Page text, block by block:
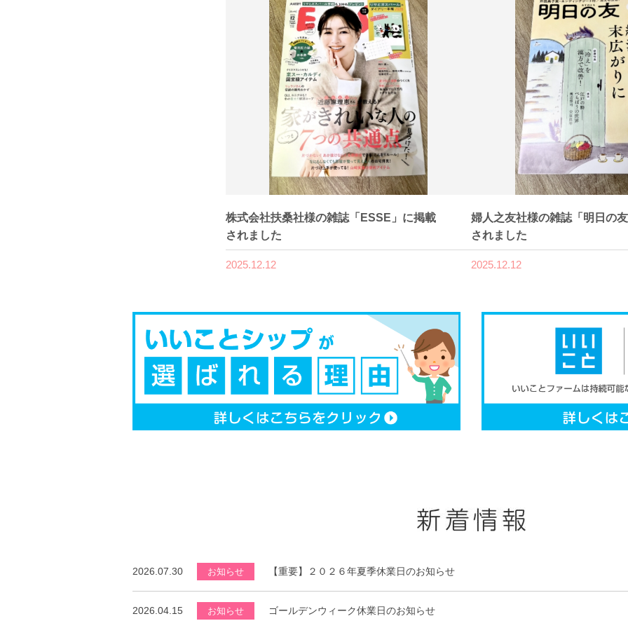
株式会社扶桑社様の雑誌「ESSE」に掲載
されました
2025.12.12
婦人之友社様の雑誌「明日の
されました
2025.12.12
2026.07.30 お知らせ 【重要】２０２６年夏季休業日のお知らせ
2026.04.15 お知らせ ゴールデンウィーク休業日のお知らせ